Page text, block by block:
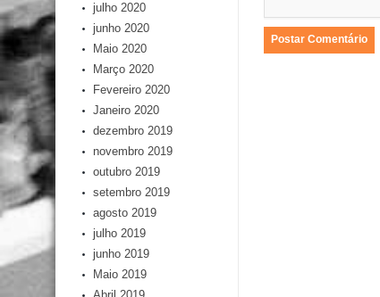
julho 2020
junho 2020
Maio 2020
Março 2020
Fevereiro 2020
Janeiro 2020
dezembro 2019
novembro 2019
outubro 2019
setembro 2019
agosto 2019
julho 2019
junho 2019
Maio 2019